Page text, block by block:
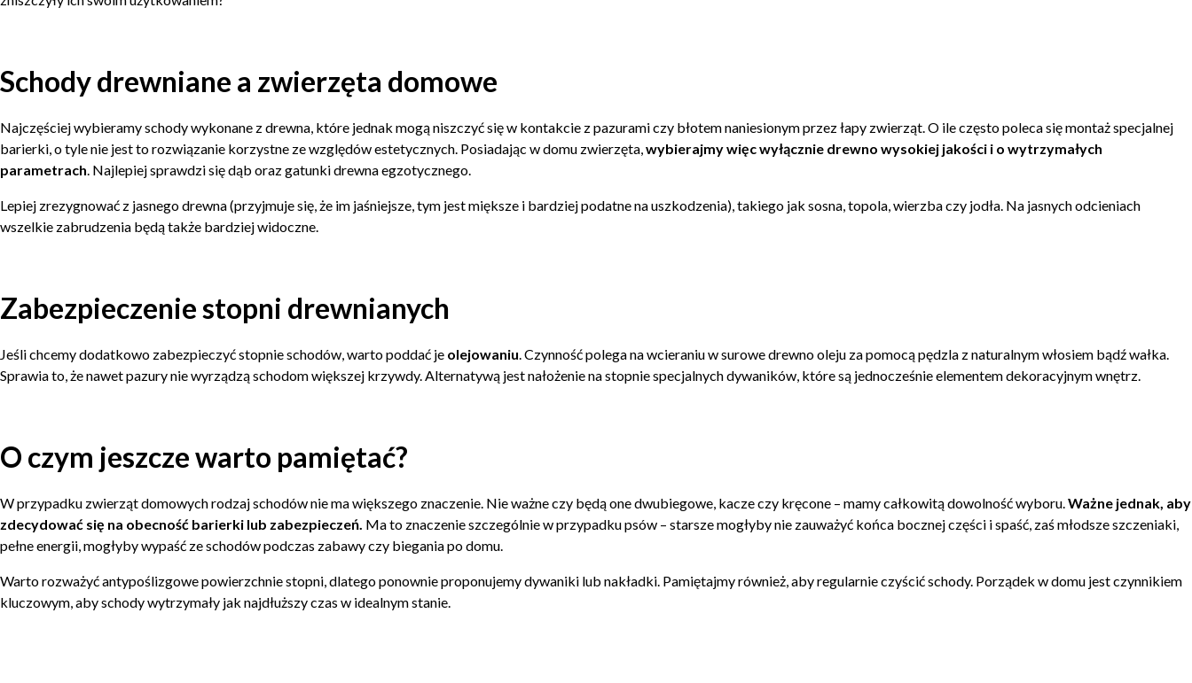
Schody drewniane a zwierzęta domowe
Najczęściej wybieramy schody wykonane z drewna, które jednak mogą niszczyć się w kontakcie z pazurami czy błotem naniesionym przez łapy zwierząt. O ile często poleca się montaż specjalnej
barierki, o tyle nie jest to rozwiązanie korzystne ze względów estetycznych. Posiadając w domu zwierzęta,wybierajmy więc wyłącznie drewno wysokiej jakości i o wytrzymałych
parametrach. Najlepiej sprawdzi się dąb oraz gatunki drewna egzotycznego.
Lepiej zrezygnować z jasnego drewna (przyjmuje się, że im jaśniejsze, tym jest miększe i bardziej podatne na uszkodzenia), takiego jak sosna, topola, wierzba czy jodła. Na jasnych odcieniach
wszelkie zabrudzenia będą także bardziej widoczne.
Zabezpieczenie stopni drewnianych
Jeśli chcemy dodatkowo zabezpieczyć stopnie schodów, warto poddać je olejowaniu. Czynność polega na wcieraniu w surowe drewno oleju za pomocą pędzla z naturalnym włosiem bądź wałka.
Sprawia to, że nawet pazury nie wyrządzą schodom większej krzywdy. Alternatywą jest nałożenie na stopnie specjalnych dywaników, które są jednocześnie elementem dekoracyjnym wnętrz.
O czym jeszcze warto pamiętać?
W przypadku zwierząt domowych rodzaj schodów nie ma większego znaczenie. Nie ważne czy będą one dwubiegowe, kacze czy kręcone – mamy całkowitą dowolność wyboru.Ważne jednak, aby
zdecydować się na obecność barierki lub zabezpieczeń. Ma to znaczenie szczególnie w przypadku psów – starsze mogłyby nie zauważyć końca bocznej części i spaść, zaś młodsze szczeniaki,
pełne energii, mogłyby wypaść ze schodów podczas zabawy czy biegania po domu.
Warto rozważyć antypoślizgowe powierzchnie stopni, dlatego ponownie proponujemy dywaniki lub nakładki. Pamiętajmy również, aby regularnie czyścić schody. Porządek w domu jest czynnikiem
kluczowym, aby schody wytrzymały jak najdłuższy czas w idealnym stanie.